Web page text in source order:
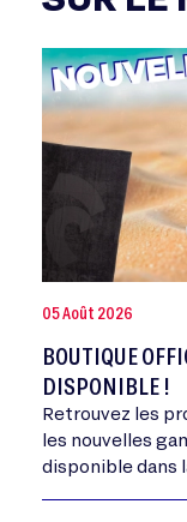
05 Août 2026
BOUTIQUE
DISPONIBLE !
Retrouvez les
les nouvelles
disponible dans